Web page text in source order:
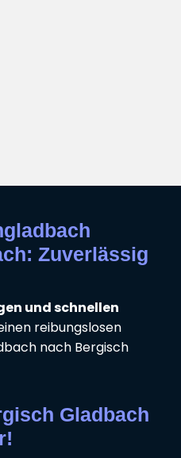
Zuverlässig
und schnellen
reibungslosen
nach Bergisch
Gladbach